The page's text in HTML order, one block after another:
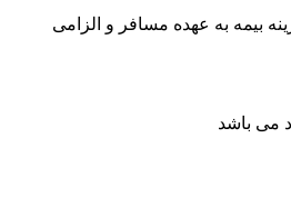
60 سال، هزینه بیمه به عهده مسافر و الزامی
می باشد